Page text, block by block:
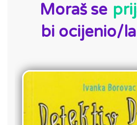
Moraš se
bi ocijenio/